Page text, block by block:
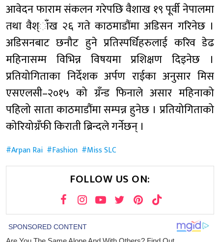
आवेदन फाराम संकलन गरेपछि वैशाख १९ पूर्वी नेपालमा
तथा वैश्ाँख २६ गते काठमाडौंमा अडिसन गरिनेछ ।
अडिसनबाट छनौट हुने प्रतिस्पर्धिहरुलाई करिव डेढ
महिनासम्म विभिन्न विषयमा प्रशिक्षण दिइनेछ ।
प्रतियोगिताका निर्देशक अर्पण राईका अनुसार मिस
एसएलसी–२०१५ को ग्रँन्ड फिनाले असार महिनाको
पहिलो साता काठमाडौंमा सम्पन्न हुनेछ । प्रतियोगिताको
कोरियोग्रँफी किराती ब्रिन्दले गर्नेछन् ।
Arpan Rai Fashion Miss SLC
FOLLOW US ON: